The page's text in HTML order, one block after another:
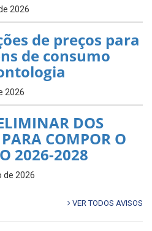
2026
de preços para
de consumo
2026
DOS
COMPOR O
2026-2028
de 2026
VER TODOS AVISOS